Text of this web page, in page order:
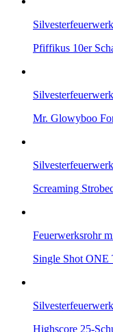
Pfiffikus 10er
Mr. Glowyboo
Screaming
Feuerwerksrohr
Single Shot ONE
Highscore 25-